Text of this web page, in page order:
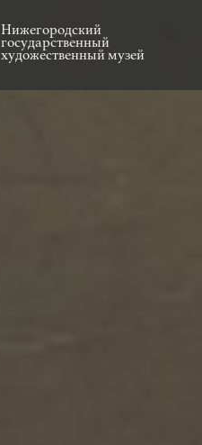
Нижегородский
государственный
художественный музей